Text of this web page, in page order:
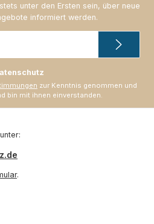
unter den Ersten sein, über neue
informiert werden.
zur Kenntnis genommen und
bin mit ihnen einverstanden.
.